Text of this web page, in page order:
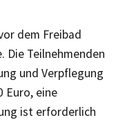
dem Freibad
Die Teilnehmenden
und Verpflegung
Euro, eine
ist erforderlich